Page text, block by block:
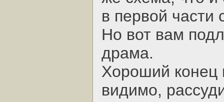
в первой части
Но вот вам
драма.
Хороший конец
видимо,